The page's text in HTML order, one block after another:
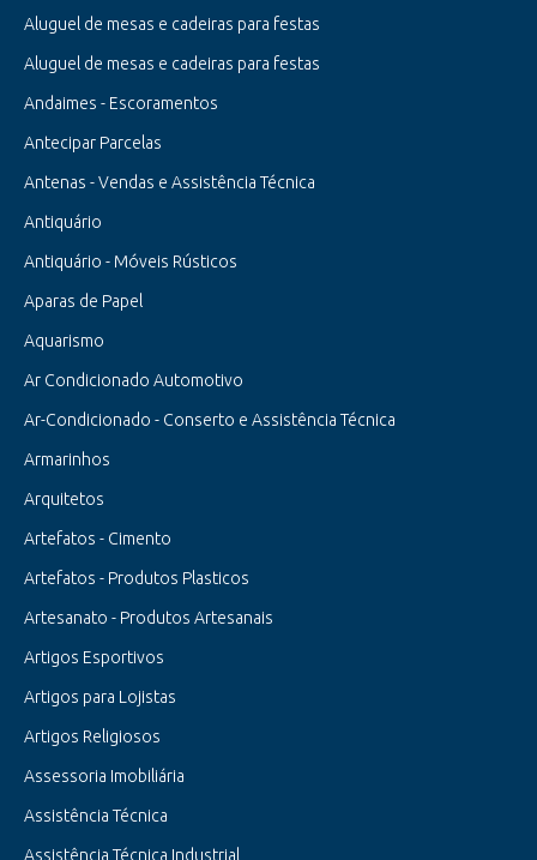
Aluguel de mesas e cadeiras para festas
Aluguel de mesas e cadeiras para festas
Andaimes - Escoramentos
Antecipar Parcelas
Antenas - Vendas e Assistência Técnica
Antiquário
Antiquário - Móveis Rústicos
Aparas de Papel
Aquarismo
Ar Condicionado Automotivo
Ar-Condicionado - Conserto e Assistência Técnica
Armarinhos
Arquitetos
Artefatos - Cimento
Artefatos - Produtos Plasticos
Artesanato - Produtos Artesanais
Artigos Esportivos
Artigos para Lojistas
Artigos Religiosos
Assessoria Imobiliária
Assistência Técnica
Assistência Técnica Industrial